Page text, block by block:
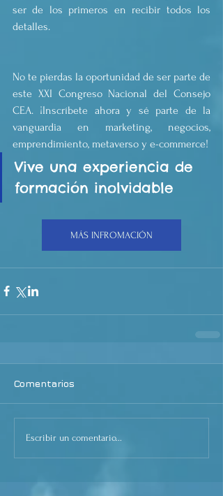
ser de los primeros en recibir todos los
detalles.
No te pierdas la oportunidad de ser parte de
este XXI Congreso Nacional del Consejo
CEA. ¡Inscríbete ahora y sé parte de la
vanguardia en marketing, negocios,
emprendimiento, metaverso y e-commerce!
Vive una experiencia de
formación inolvidable
MÁS INFROMACIÓN
Comentarios
Escribir un comentario...